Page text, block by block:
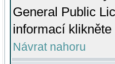
General Public
informací klikněte
Návrat nahoru